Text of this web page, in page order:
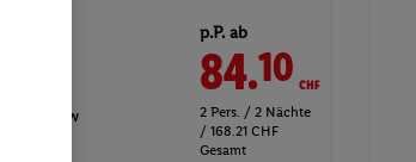
view
p.P. ab
84.10CHF
2 Pers. / 2 Nächte
/ 168.21 CHF
Gesamt